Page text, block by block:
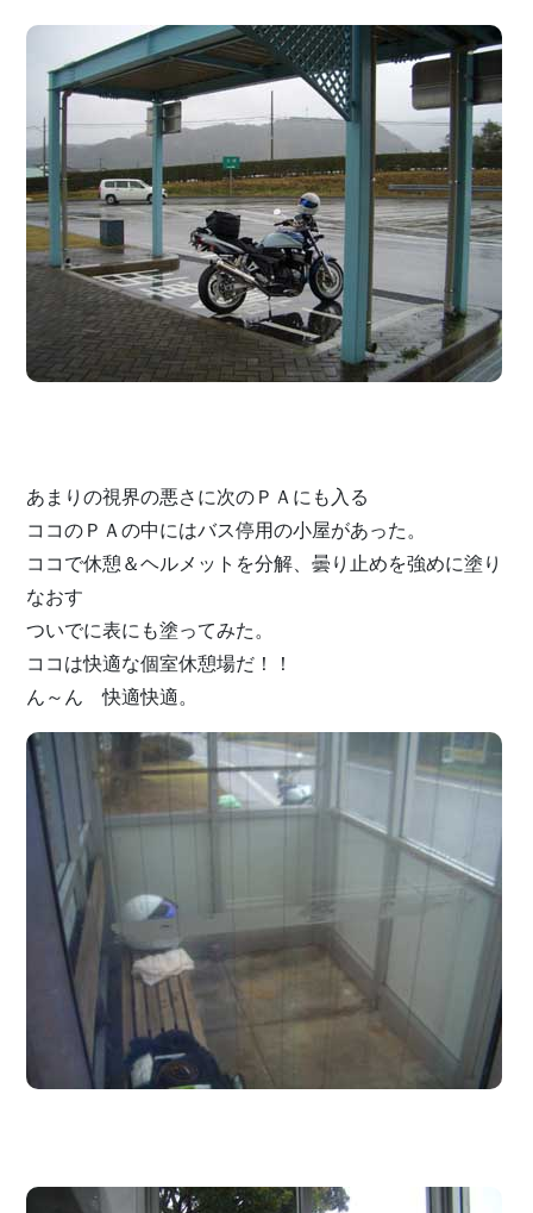
あまりの視界の悪さに次のＰＡにも入る
ココのＰＡの中にはバス停用の小屋があった。
ココで休憩＆ヘルメットを分解、曇り止めを強めに塗り
なおす
ついでに表にも塗ってみた。
ココは快適な個室休憩場だ！！
ん～ん 快適快適。